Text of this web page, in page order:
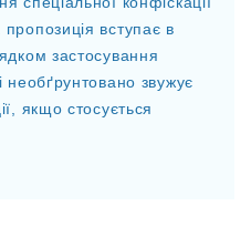
вступає в
застосування
необґрунтовано звужує
якщо стосується